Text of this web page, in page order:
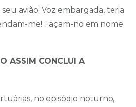
avião. Voz embargada, teria
me! Façam-no em nome
ASSIM CONCLUI A
no episódio noturno,